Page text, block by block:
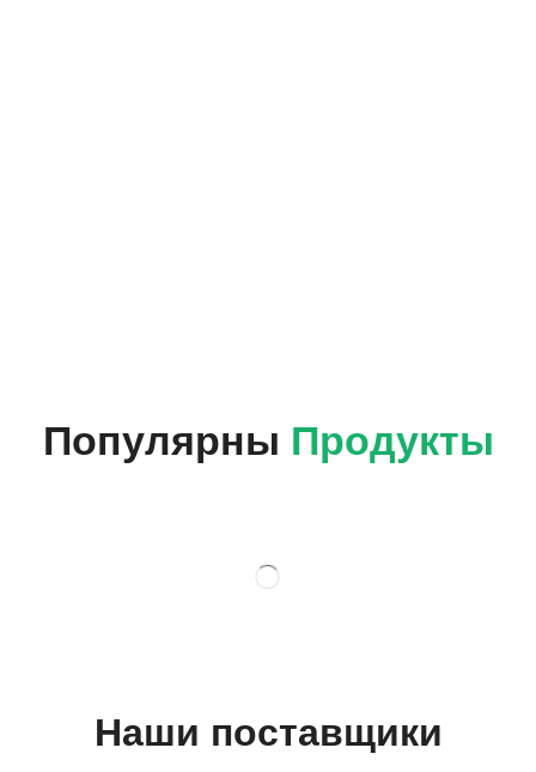
Популярны Продукты
Наши поставщики